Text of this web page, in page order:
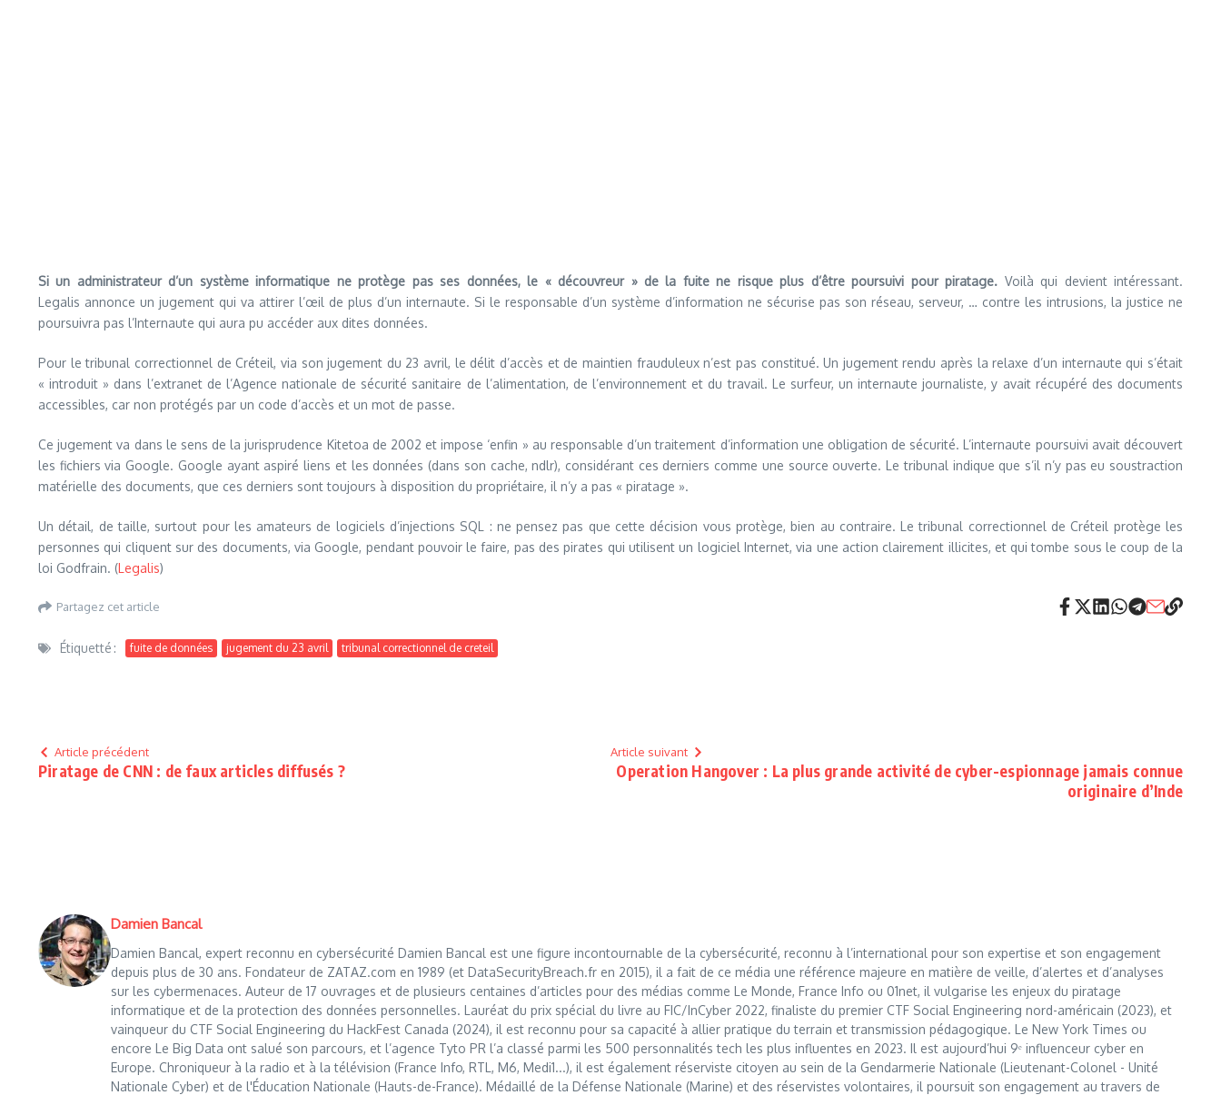
Si un administrateur d’un système informatique ne protège pas ses données, le « découvreur » de la fuite ne risque plus d’être poursuivi pour piratage. Voilà qui devient intéressant.
Legalis annonce un jugement qui va attirer l’œil de plus d’un internaute. Si le responsable d’un système d’information ne sécurise pas son réseau, serveur, … contre les intrusions, la justice ne
poursuivra pas l’Internaute qui aura pu accéder aux dites données.
Pour le tribunal correctionnel de Créteil, via son jugement du 23 avril, le délit d’accès et de maintien frauduleux n’est pas constitué. Un jugement rendu après la relaxe d’un internaute qui s’était
« introduit » dans l’extranet de l’Agence nationale de sécurité sanitaire de l’alimentation, de l’environnement et du travail. Le surfeur, un internaute journaliste, y avait récupéré des documents
accessibles, car non protégés par un code d’accès et un mot de passe.
Ce jugement va dans le sens de la jurisprudence Kitetoa de 2002 et impose ‘enfin » au responsable d’un traitement d’information une obligation de sécurité. L’internaute poursuivi avait découvert
les fichiers via Google. Google ayant aspiré liens et les données (dans son cache, ndlr), considérant ces derniers comme une source ouverte. Le tribunal indique que s’il n’y pas eu soustraction
matérielle des documents, que ces derniers sont toujours à disposition du propriétaire, il n’y a pas « piratage ».
Un détail, de taille, surtout pour les amateurs de logiciels d’injections SQL : ne pensez pas que cette décision vous protège, bien au contraire. Le tribunal correctionnel de Créteil protège les
personnes qui cliquent sur des documents, via Google, pendant pouvoir le faire, pas des pirates qui utilisent un logiciel Internet, via une action clairement illicites, et qui tombe sous le coup de la
loi Godfrain. (Legalis)
Partagez cet article
Étiquetté : fuite de données jugement du 23 avril tribunal correctionnel de creteil
Article précédent
Piratage de CNN : de faux articles diffusés ?
Article suivant
Operation Hangover : La plus grande activité de cyber-espionnage jamais connue
originaire d’Inde
Damien Bancal
Damien Bancal, expert reconnu en cybersécurité Damien Bancal est une figure incontournable de la cybersécurité, reconnu à l’international pour son expertise et son engagement
depuis plus de 30 ans. Fondateur de ZATAZ.com en 1989 (et DataSecurityBreach.fr en 2015), il a fait de ce média une référence majeure en matière de veille, d’alertes et d’analyses
sur les cybermenaces. Auteur de 17 ouvrages et de plusieurs centaines d’articles pour des médias comme Le Monde, France Info ou 01net, il vulgarise les enjeux du piratage
informatique et de la protection des données personnelles. Lauréat du prix spécial du livre au FIC/InCyber 2022, finaliste du premier CTF Social Engineering nord-américain (2023), et
vainqueur du CTF Social Engineering du HackFest Canada (2024), il est reconnu pour sa capacité à allier pratique du terrain et transmission pédagogique. Le New York Times ou
encore Le Big Data ont salué son parcours, et l’agence Tyto PR l’a classé parmi les 500 personnalités tech les plus influentes en 2023. Il est aujourd’hui 9ᵉ influenceur cyber en
Europe. Chroniqueur à la radio et à la télévision (France Info, RTL, M6, Medi1...), il est également réserviste citoyen au sein de la Gendarmerie Nationale (Lieutenant-Colonel - Unité
Nationale Cyber) et de l'Éducation Nationale (Hauts-de-France). Médaillé de la Défense Nationale (Marine) et des réservistes volontaires, il poursuit son engagement au travers de